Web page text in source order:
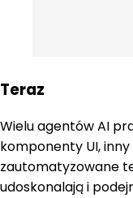
Teraz
Wielu agentów AI
komponenty UI,
zautomatyzowane
udoskonalają i